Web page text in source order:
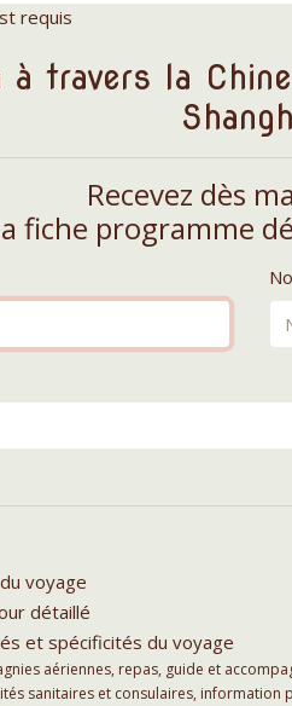
requis
à travers la
Recevez dès
fiche programme
voyage
détaillé
et spécificités du voyage
aériennes, repas, guide et
sanitaires et consulaires, information